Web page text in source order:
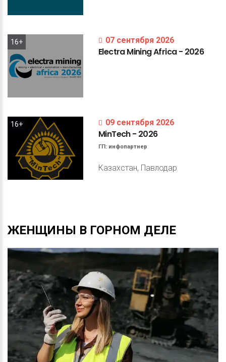
16+ 07 сентября 2026
ElectraMiningAfrica- 2026
16+ 09 сентября 2026
MinTech- 2026
ГП: инфопартнер
Казахстан, Павлодар
ЖЕНЩИНЫ В ГОРНОМ ДЕЛЕ